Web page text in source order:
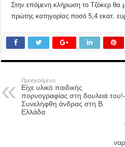
Στην επόμενη κλήρωση το Τζόκερ θα
πρώτης κατηγορίας ποσό 5,4 εκατ.
Προηγούμενο
Είχε υλικό παιδικής
πορνογραφίας στη δουλειά του!-
Συνελήφθη άνδρας στη Β.
Ελλάδα